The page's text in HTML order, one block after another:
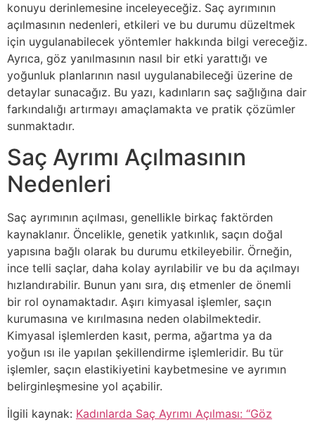
konuyu derinlemesine inceleyeceğiz. Saç ayrımının
açılmasının nedenleri, etkileri ve bu durumu düzeltmek
için uygulanabilecek yöntemler hakkında bilgi vereceğiz.
Ayrıca, göz yanılmasının nasıl bir etki yarattığı ve
yoğunluk planlarının nasıl uygulanabileceği üzerine de
detaylar sunacağız. Bu yazı, kadınların saç sağlığına dair
farkındalığı artırmayı amaçlamakta ve pratik çözümler
sunmaktadır.
Saç Ayrımı Açılmasının
Nedenleri
Saç ayrımının açılması, genellikle birkaç faktörden
kaynaklanır. Öncelikle, genetik yatkınlık, saçın doğal
yapısına bağlı olarak bu durumu etkileyebilir. Örneğin,
ince telli saçlar, daha kolay ayrılabilir ve bu da açılmayı
hızlandırabilir. Bunun yanı sıra, dış etmenler de önemli
bir rol oynamaktadır. Aşırı kimyasal işlemler, saçın
kurumasına ve kırılmasına neden olabilmektedir.
Kimyasal işlemlerden kasıt, perma, ağartma ya da
yoğun ısı ile yapılan şekillendirme işlemleridir. Bu tür
işlemler, saçın elastikiyetini kaybetmesine ve ayrımın
belirginleşmesine yol açabilir.
İlgili kaynak: Kadınlarda Saç Ayrımı Açılması: “Göz